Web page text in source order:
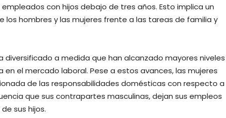
con hijos debajo de tres años. Esto implica un
hombres y las mujeres frente a las tareas de familia y
diversificado a medida que han alcanzado mayores niveles
el mercado laboral. Pese a estos avances, las mujeres
de las responsabilidades domésticas con respecto a
que sus contrapartes masculinas, dejan sus empleos
sus hijos.